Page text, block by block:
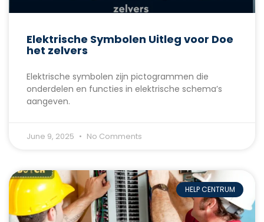
Elektrische Symbolen Uitleg voor Doe
het zelvers
Elektrische symbolen zijn pictogrammen die
onderdelen en functies in elektrische schema’s
aangeven.
June 9, 2025 No Comments
HELP CENTRUM